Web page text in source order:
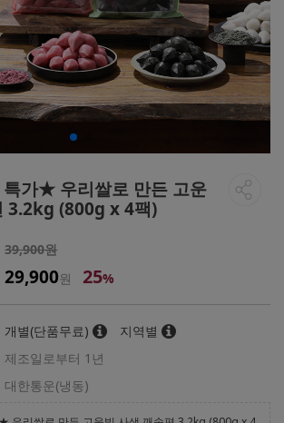
가★ 우리쌀로 만든 고운
3.2kg (800g x 4팩)
39,900원
29,900원 25%
개별(단품무료)
지역별
제조일로부터 1년
대한통운(냉동)